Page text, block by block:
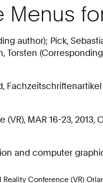
Menus
author); Pick,
Torsten
Fachzeitschriftenartikel
MAR 16-23, 2013,
and computer
Reality Conference (VR)